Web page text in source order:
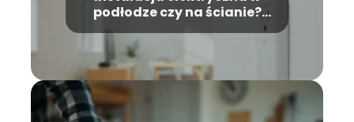
podłodze czy na ścianie?